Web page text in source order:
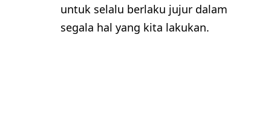
untuk selalu berlaku jujur dalam
segala hal yang kita lakukan.